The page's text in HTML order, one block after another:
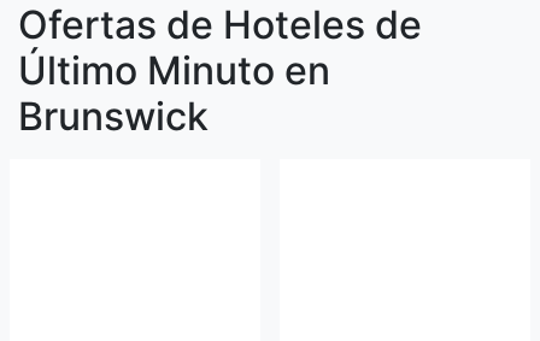
Ofertas de Hoteles de
Último Minuto en
Brunswick